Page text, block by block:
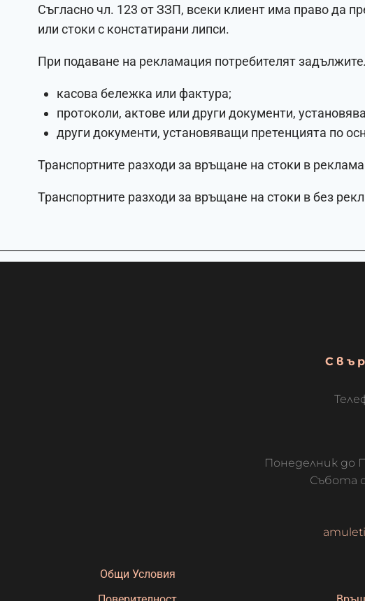
Съгласно чл. 123 от ЗЗП, всеки клиент има право да
или стоки с констатирани липси.
При подаване на рекламация потребителят
касова бележка или фактура;
протоколи, актове или други документи,
други документи, установяващи претенцията по
Транспортните разходи за връщане на стоки в
Транспортните разходи за връщане на стоки в без
Понеделник до
Събота
Общи Условия